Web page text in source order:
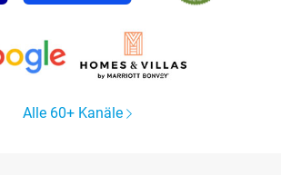
Alle 60+ Kanäle